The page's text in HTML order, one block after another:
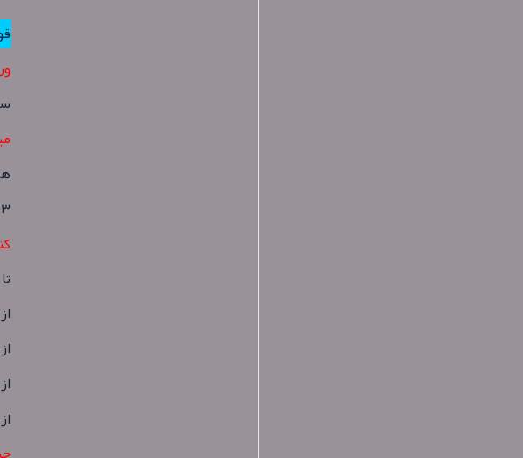
۳ تا ۶ سال نيم بهاء
تا ۲۰ روز قبل از زمان رزرو بدون جريمه
از ۲۰ روز تا ۱۱ روز قبل از ورود ميهمان مبلغ ۲۰ % هزينه اقامت يک شب به ازاء هر اتاق
از ۱۰ روز تا ۶ شب قبل از ورود ميهمان مبلغ ۳۰ % هزينه اقامت يک شب به ازاء هر اتاق
از پنج
از ۴۸ ساعت قبل تا زمان ورود ميهمان مبلغ ۷۰ % هزينه اقامت يک شب به ازاء هر اتاق